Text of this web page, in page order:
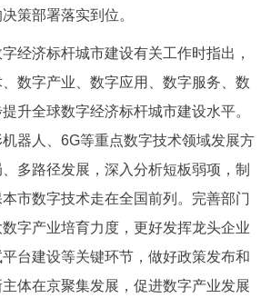
图说北京 视频北京
한국어 日本語
FRANÇAIS РУССКИЙ ЯЗЫК
العربية PORTUGUÊS
策部署落实到位。
济标杆城市建设有关工作时指出，
数字产业、数字应用、数字服务、数
升全球数字经济标杆城市建设水平。
器人、6G等重点数字技术领域发展方
多路径发展，深入分析短板弱项，制
市数字技术走在全国前列。完善部门
字产业培育力度，更好发挥龙头企业
台建设等关键环节，做好政策发布和
体在京聚集发展，促进数字产业发展